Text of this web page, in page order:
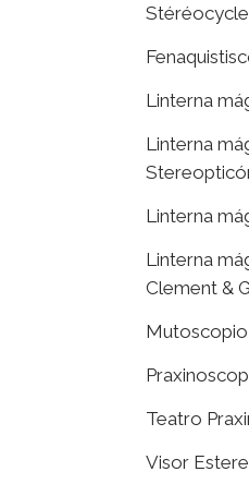
Stéréocycle
Linterna
Linterna
Linterna
Linterna
Clement &
Mutoscopio
Teatro
Visor